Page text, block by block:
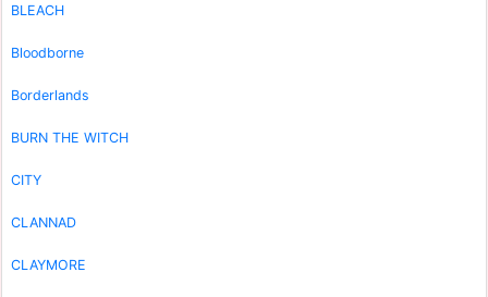
BLEACH
Bloodborne
Borderlands
BURN THE WITCH
CITY
CLANNAD
CLAYMORE